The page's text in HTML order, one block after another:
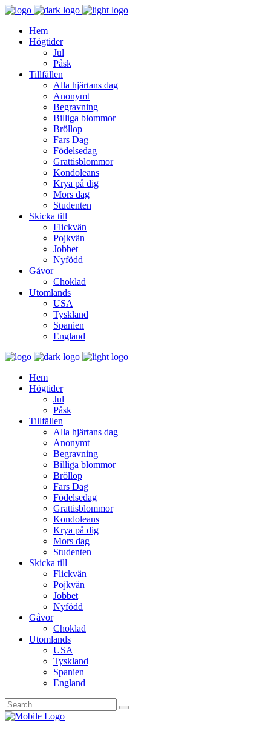
Hem
Högtider
Jul
Påsk
Tillfällen
Alla hjärtans dag
Anonymt
Begravning
Billiga blommor
Bröllop
Fars Dag
Födelsedag
Grattisblommor
Kondoleans
Krya på dig
Mors dag
Studenten
Skicka till
Flickvän
Pojkvän
Jobbet
Nyfödd
Gåvor
Choklad
Utomlands
USA
Tyskland
Spanien
England
Hem
Högtider
Jul
Påsk
Tillfällen
Alla hjärtans dag
Anonymt
Begravning
Billiga blommor
Bröllop
Fars Dag
Födelsedag
Grattisblommor
Kondoleans
Krya på dig
Mors dag
Studenten
Skicka till
Flickvän
Pojkvän
Jobbet
Nyfödd
Gåvor
Choklad
Utomlands
USA
Tyskland
Spanien
England